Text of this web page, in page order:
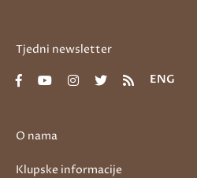
O nama
Klupske informacije
Tjedni newsletter
ENG